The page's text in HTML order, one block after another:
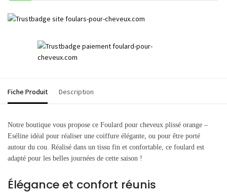
Fiche Produit Description
Notre boutique vous propose ce Foulard pour cheveux plissé orange –
Eséline idéal pour réaliser une coiffure élégante, ou pour être porté
autour du cou. Réalisé dans un tissu fin et confortable, ce foulard est
adapté pour les belles journées de cette saison !
Élégance et confort réunis